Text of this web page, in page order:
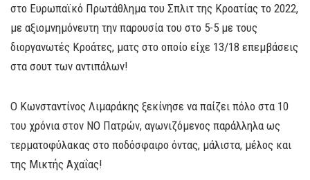
στο Ευρωπαϊκό Πρωτάθλημα του Σπλιτ της Κροατίας το 2022,
με αξιομνημόνευτη την παρουσία του στο 5-5 με τους
διοργανωτές Κροάτες, ματς στο οποίο είχε 13/18 επεμβάσεις
στα σουτ των αντιπάλων!
Ο Κωνσταντίνος Λιμαράκης ξεκίνησε να παίζει πόλο στα 10
του χρόνια στον ΝΟ Πατρών, αγωνιζόμενος παράλληλα ως
τερματοφύλακας στο ποδόσφαιρο όντας, μάλιστα, μέλος και
της Μικτής Αχαΐας!